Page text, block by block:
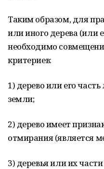
Таким образом, для
или иного дерева (или
необходимо
критериев:
1) дерево или его
земли;
2) дерево имеет
отмирания (является
3) деревья или их